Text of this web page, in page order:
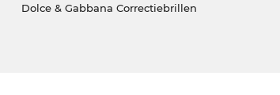
Dolce & Gabbana Correctiebrillen